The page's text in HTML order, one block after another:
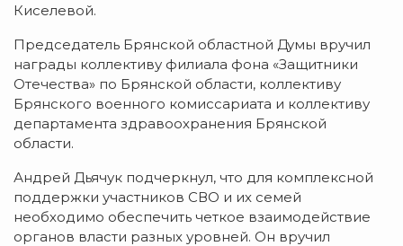
Киселевой.
Председатель Брянской областной Думы вручил
награды коллективу филиала фона «Защитники
Отечества» по Брянской области, коллективу
Брянского военного комиссариата и коллективу
департамента здравоохранения Брянской
области.
Андрей Дьячук подчеркнул, что для комплексной
поддержки участников СВО и их семей
необходимо обеспечить четкое взаимодействие
органов власти разных уровней. Он вручил